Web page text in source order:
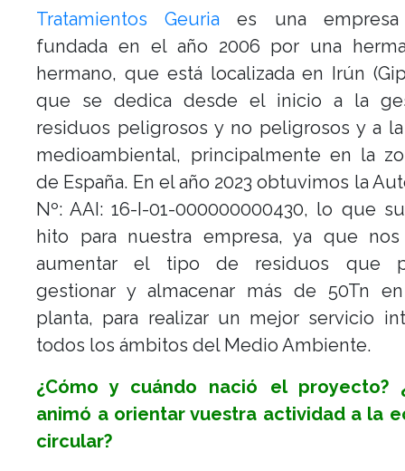
Tratamientos Geuria es una empresa
fundada en el año 2006 por una
hermano, que está localizada en Irún
que se dedica desde el inicio a la
residuos peligrosos y no peligrosos y a la
medioambiental, principalmente en la
de España. En el año 2023 obtuvimos la
Nº: AAI: 16-I-01-000000000430, lo que
hito para nuestra empresa, ya que
aumentar el tipo de residuos que
gestionar y almacenar más de 50Tn
planta, para realizar un mejor servicio
todos los ámbitos del Medio Ambiente.
¿Cómo y cuándo nació el proyecto?
animó a orientar vuestra actividad a la
circular?